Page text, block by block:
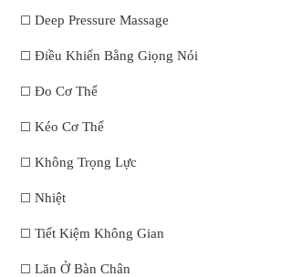
Deep Pressure Massage
Điều Khiển Bằng Giọng Nói
Đo Cơ Thể
Kéo Cơ Thể
Không Trọng Lực
Nhiệt
Tiết Kiệm Không Gian
Lăn Ở Bàn Chân